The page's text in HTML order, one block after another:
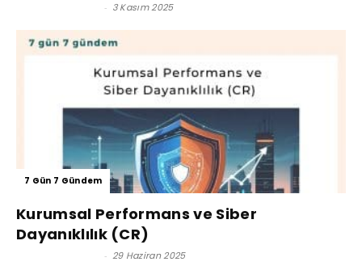
- 3 Kasım 2025
7 Gün 7 Gündem
Kurumsal Performans ve Siber
Dayanıklılık (CR)
- 29 Haziran 2025